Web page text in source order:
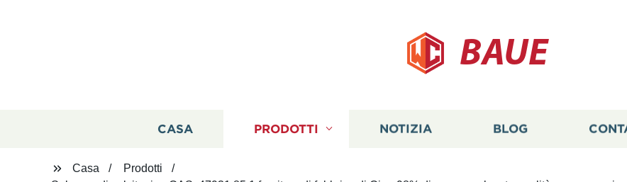
BAUE
CASA PRODOTTI NOTIZIA BLOG
Casa
Prodotti